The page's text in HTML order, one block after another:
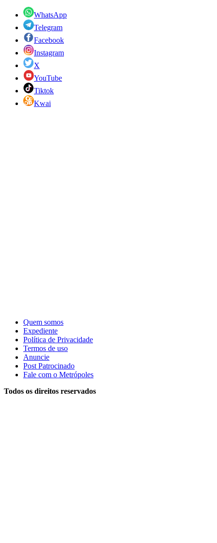
WhatsApp
Telegram
Facebook
Instagram
X
YouTube
Tiktok
Kwai
Quem somos
Expediente
Política de Privacidade
Termos de uso
Anuncie
Post Patrocinado
Fale com o Metrópoles
Todos os direitos reservados